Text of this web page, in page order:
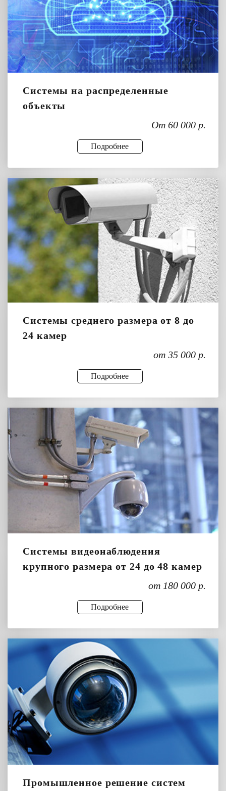
Системы на распределенные
объекты
От 60 000 р.
Подробнее
Системы среднего размера от 8 до
24 камер
от 35 000 р.
Подробнее
Системы видеонаблюдения
крупного размера от 24 до 48 камер
от 180 000 р.
Подробнее
Промышленное решение систем